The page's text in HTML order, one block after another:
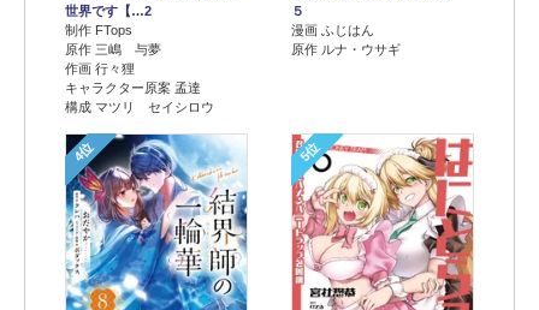
世界です【…2
制作 FTops
原作 三嶋 与夢
作画 行々狸
キャラクター原案 孟達
構成 マツリ セイシロウ
５
漫画 ふじはん
原作 ルナ・ウサギ
4位 5位